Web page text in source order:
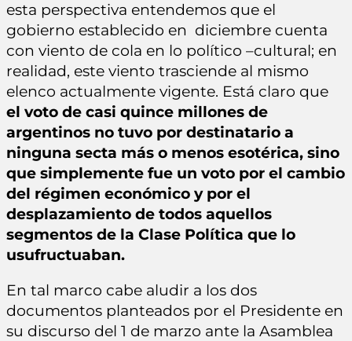
esta perspectiva entendemos que el
gobierno establecido en diciembre cuenta
con viento de cola en lo político –cultural; en
realidad, este viento trasciende al mismo
elenco actualmente vigente. Está claro que
el voto de casi quince millones de
argentinos no tuvo por destinatario a
ninguna secta más o menos esotérica, sino
que simplemente fue un voto por el cambio
del régimen económico y por el
desplazamiento de todos aquellos
segmentos de la Clase Política que lo
usufructuaban.
En tal marco cabe aludir a los dos
documentos planteados por el Presidente en
su discurso del 1 de marzo ante la Asamblea